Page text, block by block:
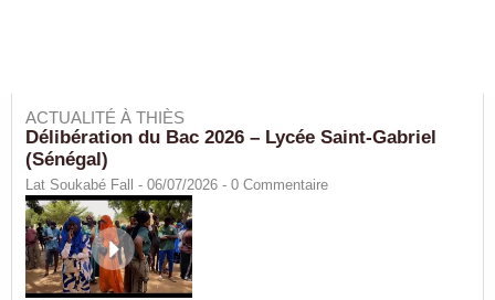
ACTUALITÉ À THIÈS
Délibération du Bac 2026 – Lycée Saint-Gabriel
(Sénégal)
Lat Soukabé Fall - 06/07/2026 - 0 Commentaire